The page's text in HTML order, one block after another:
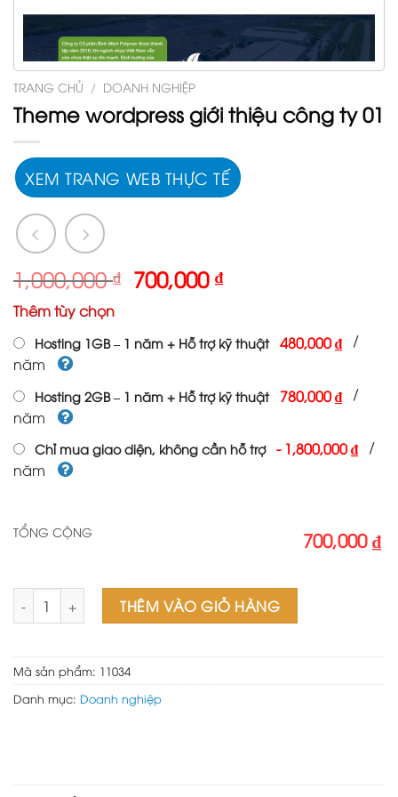
TRANG CHỦ / DOANH NGHIỆP
Theme wordpress giới thiệu công ty 01
XEM TRANG WEB THỰC TẾ
1,000,000₫ Giá
gốc
1,000,000 ₫.
700,000₫Giá
là:
Thêm tùy chọn
Hosting 1GB – 1 năm + Hỗ trợ kỹ thuật 480,000 ₫ /
năm
Hosting 2GB – 1 năm + Hỗ trợ kỹ thuật 780,000 ₫ /
năm
Chỉ mua giao diện, không cần hỗ trợ -1,800,000 ₫ /
năm
TỔNG CỘNG 700,000 ₫
Theme wordpress giới thiệu công ty 01 số lượng
THÊM VÀO GIỎ HÀNG
Mã sản phẩm: 11034
Danh mục: Doanh nghiệp